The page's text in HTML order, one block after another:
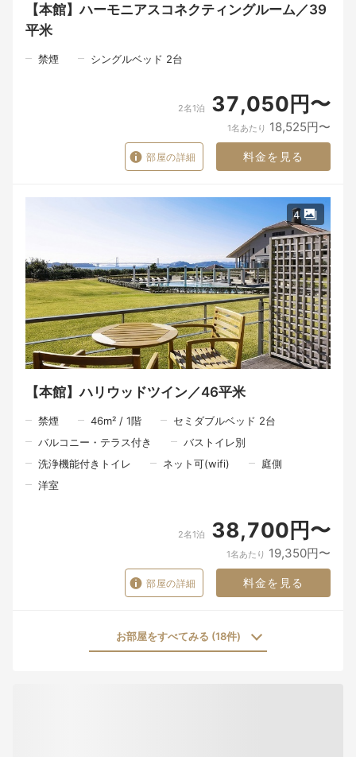
＜質問1＞ドギー・ヴィラをご予約の場合、利用規約を必ずご覧頂
き、宿泊同意書は必要事項を記入後ホテルへメールもしくはFAX
にてお戻しください。（ホテルアナガ：FAX 0799-39-1191）
【本館】ハーモニアスコネクティングルーム／39
平米
禁煙 シングルベッド 2台
2名1泊 37,050円〜
1名あたり 18,525円〜
部屋の詳細 料金を見る
4
【本館】ハリウッドツイン／46平米
禁煙 46m² / 1階
セミダブルベッド 2台
バルコニー・テラス付き
バストイレ別
洗浄機能付きトイレ
ネット可(wifi)
庭側
洋室
2名1泊 38,700円〜
1名あたり 19,350円〜
部屋の詳細 料金を見る
お部屋をすべてみる (18件)